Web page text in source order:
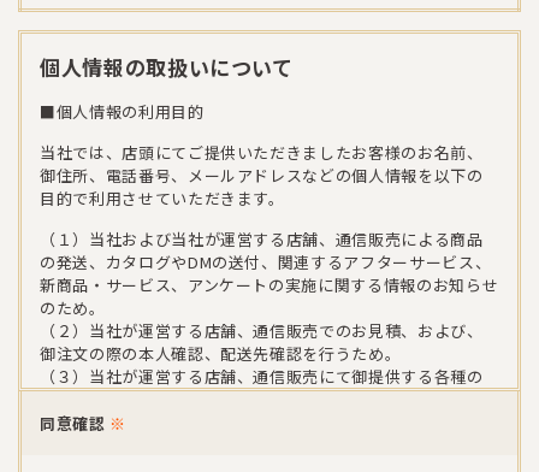
個人情報の取扱いについて
■個人情報の利用目的
当社では、店頭にてご提供いただきましたお客様のお名前、
御住所、電話番号、メールアドレスなどの個人情報を以下の
目的で利用させていただきます。
（１）当社および当社が運営する店舗、通信販売による商品
の発送、カタログやDMの送付、関連するアフターサービス、
新商品・サービス、アンケートの実施に関する情報のお知らせ
のため。
（２）当社が運営する店舗、通信販売でのお見積、および、
御注文の際の本人確認、配送先確認を行うため。
（３）当社が運営する店舗、通信販売にて御提供する各種の
商品・サービス情報に関するお問い合わせをいただいた際
に、その内容をお客様に確認するため。
同意確認 ※